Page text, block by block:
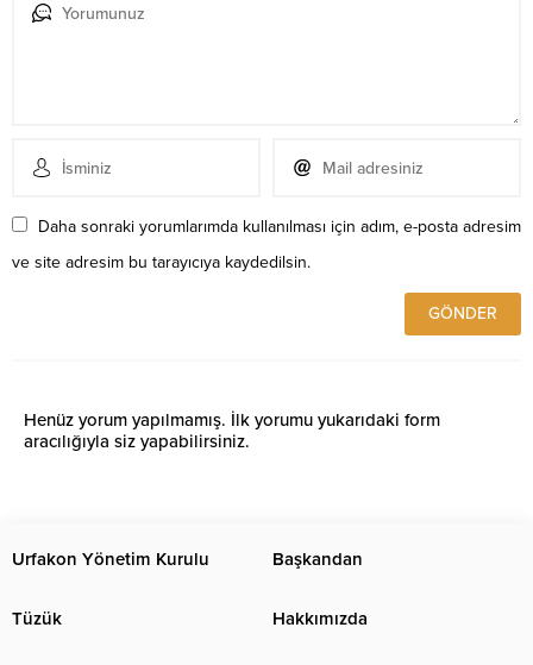
Daha sonraki yorumlarımda kullanılması için adım, e-posta adresim
ve site adresim bu tarayıcıya kaydedilsin.
Henüz yorum yapılmamış. İlk yorumu yukarıdaki form
aracılığıyla siz yapabilirsiniz.
Urfakon Yönetim Kurulu Başkandan
Tüzük Hakkımızda